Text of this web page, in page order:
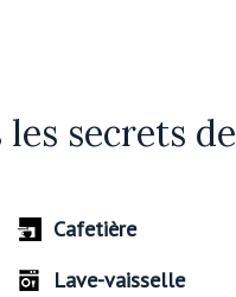
secrets de
Cafetière
Lave-vaisselle